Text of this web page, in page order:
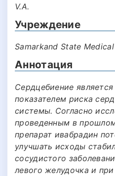
V.A.
Учреждение
Samarkand State
Аннотация
Сердцебиение
показателем риска
системы. Согласно
проведенным в
препарат ивабрадин
улучшать исходы
сосудистого
левого желудочка и